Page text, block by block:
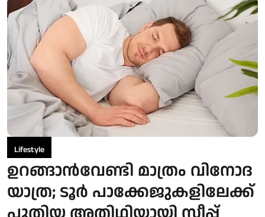
Lifestyle
ഉറങ്ങാൻവേണ്ടി മാത്രം വിനോദ
യാത്ര; ടൂർ പാക്കേജുകളിലേക്ക്